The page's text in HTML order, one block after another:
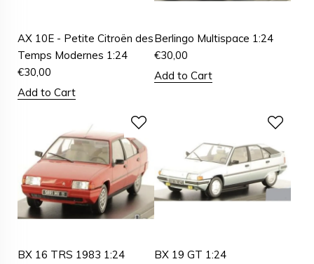
AX 10E - Petite Citroën des
Temps Modernes 1:24
€30,00
Add to Cart
Berlingo Multispace 1:24
€30,00
Add to Cart
BX 16 TRS 1983 1:24
BX 19 GT 1:24